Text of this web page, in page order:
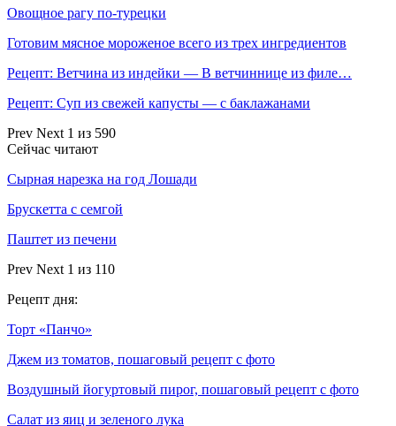
Овощное рагу по-турецки
Готовим мясное мороженое всего из трех ингредиентов
Рецепт: Ветчина из индейки — В ветчиннице из филе…
Рецепт: Суп из свежей капусты — с баклажанами
Prev Next 1 из 590
Сейчас читают
Сырная нарезка на год Лошади
Брускетта с семгой
Паштет из печени
Prev Next 1 из 110
Рецепт дня:
Торт «Панчо»
Джем из томатов, пошаговый рецепт с фото
Воздушный йогуртовый пирог, пошаговый рецепт с фото
Салат из яиц и зеленого лука